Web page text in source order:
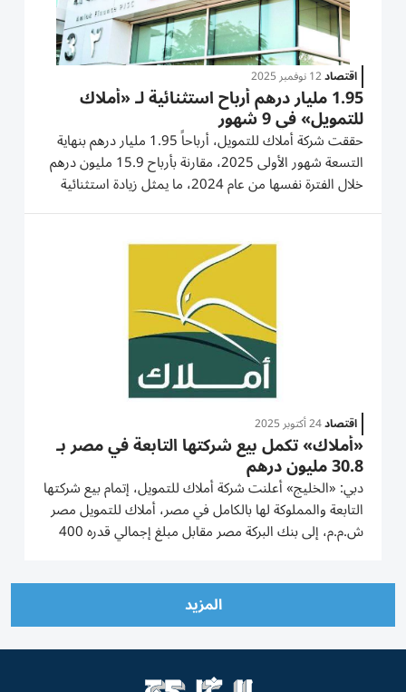
اقتصاد12 نوفمبر 2025
1.95 مليار درهم أرباح استثنائية لـ «أملاك
للتمويل» في 9 شهور
حققت شركة أملاك للتمويل، أرباحاً 1.95 مليار درهم بنهاية
التسعة شهور الأولى 2025، مقارنة بأرباح 15.9 مليون درهم
خلال الفترة نفسها من عام 2024، ما يمثل زيادة استثنائية
على أساس سنوي. وارتفع إجمالي إيرادات الشركة في الربع
اقتصاد24 أكتوبر 2025
«أملاك» تكمل بيع شركتها التابعة في مصر بـ
30.8 مليون درهم
دبي: «الخليج» أعلنت شركة أملاك للتمويل، إتمام بيع شركتها
التابعة والمملوكة لها بالكامل في مصر، أملاك للتمويل مصر
ش.م.م، إلى بنك البركة مصر مقابل مبلغ إجمالي قدره 400
المزيد